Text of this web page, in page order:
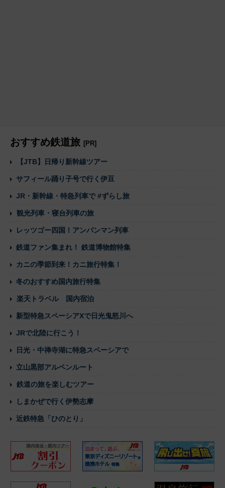
おすすめ鉄道旅 [PR]
【JTB】日帰り新幹線ツアー
サフィール踊り子号で行く伊豆
JR・新幹線・特急列車で #ずらし旅
観光列車・寝台列車の旅
レッツゴー四国！アンパンマン列車
鉄道ファン集まれ！ 鉄道博物館特集
カニの季節到来！カニ旅行特集！
冬のおすすめ国内旅行特集
楽天トラベル 国内宿泊
新型特急スペーシアXで日光鬼怒川へ
JRで北陸に行こう！
日光・中禅寺湖に特急スペーシアで
立山黒部アルペンルート
鉄道の旅を楽しむツアー
しまかぜで行く伊勢志摩
近鉄特急「ひのとり」